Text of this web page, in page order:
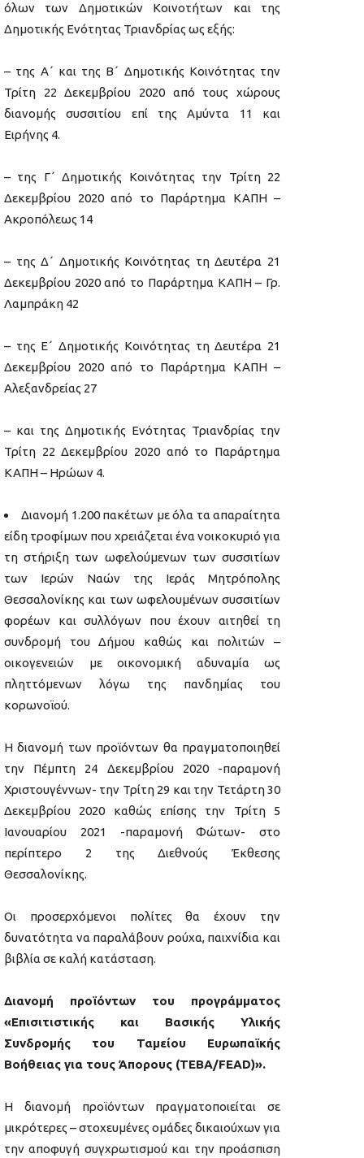
όλων των Δημοτικών Κοινοτήτων και της
Δημοτικής Ενότητας Τριανδρίας ως εξής:
– της Α΄ και της Β΄ Δημοτικής Κοινότητας την
Τρίτη 22 Δεκεμβρίου 2020 από τους χώρους
διανομής συσσιτίου επί της Αμύντα 11 και
Ειρήνης 4.
– της Γ΄ Δημοτικής Κοινότητας την Τρίτη 22
Δεκεμβρίου 2020 από το Παράρτημα ΚΑΠΗ –
Ακροπόλεως 14
– της Δ΄ Δημοτικής Κοινότητας τη Δευτέρα 21
Δεκεμβρίου 2020 από το Παράρτημα ΚΑΠΗ – Γρ.
Λαμπράκη 42
– της Ε΄ Δημοτικής Κοινότητας τη Δευτέρα 21
Δεκεμβρίου 2020 από το Παράρτημα ΚΑΠΗ –
Αλεξανδρείας 27
– και της Δημοτικής Ενότητας Τριανδρίας την
Τρίτη 22 Δεκεμβρίου 2020 από το Παράρτημα
ΚΑΠΗ – Ηρώων 4.
Διανομή 1.200 πακέτων με όλα τα απαραίτητα
είδη τροφίμων που χρειάζεται ένα νοικοκυριό για
τη στήριξη των ωφελούμενων των συσσιτίων
των Ιερών Ναών της Ιεράς Μητρόπολης
Θεσσαλονίκης και των ωφελουμένων συσσιτίων
φορέων και συλλόγων που έχουν αιτηθεί τη
συνδρομή του Δήμου καθώς και πολιτών –
οικογενειών με οικονομική αδυναμία ως
πληττόμενων λόγω της πανδημίας του
κορωνοϊού.
Η διανομή των προϊόντων θα πραγματοποιηθεί
την Πέμπτη 24 Δεκεμβρίου 2020 -παραμονή
Χριστουγέννων- την Τρίτη 29 και την Τετάρτη 30
Δεκεμβρίου 2020 καθώς επίσης την Τρίτη 5
Ιανουαρίου 2021 -παραμονή Φώτων- στο
περίπτερο 2 της Διεθνούς Έκθεσης
Θεσσαλονίκης.
Οι προσερχόμενοι πολίτες θα έχουν την
δυνατότητα να παραλάβουν ρούχα, παιχνίδια και
βιβλία σε καλή κατάσταση.
Διανομή προϊόντων του προγράμματος
«Επισιτιστικής και Βασικής Υλικής
Συνδρομής του Ταμείου Ευρωπαϊκής
Βοήθειας για τους Άπορους (ΤΕΒΑ/FEAD)».
Η διανομή προϊόντων πραγματοποιείται σε
μικρότερες – στοχευμένες ομάδες δικαιούχων για
την αποφυγή συγχρωτισμού και την προάσπιση